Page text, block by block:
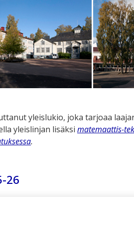
yleislukio, joka tarjoaa
yleislinjan lisäksi matemaattis-
.
26